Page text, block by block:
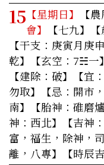
15 【星期日】 【
會】
【七九】
【干支：庚寅月庚
乾】【玄空：7☵一
【建除：破】
【宜
勿取】
【忌：開市
南】【胎神：碓磨
神：西北】【吉神
富，福生，除神，
離，八專】
【時辰